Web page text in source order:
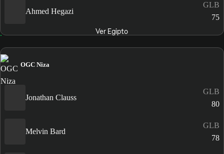
Ahmed Hegazi
GLB
75
Ver Egipto
OGC Niza
Jonathan Clauss
GLB
80
Melvin Bard
GLB
78